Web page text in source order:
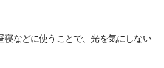
寝などに使うことで、光を気にしない